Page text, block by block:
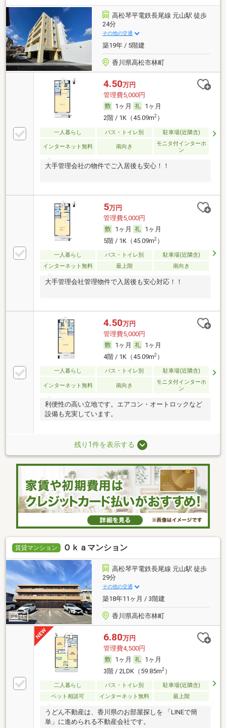
高松琴平電鉄長尾線 元山駅 徒歩
24分
その他の交通
築19年 / 5階建
香川県高松市林町
4.50万円
管理費5,000円
1ヶ月
1ヶ月
2階 / 1K（45.09m2）
一人暮らし バス・トイレ別 駐車場(近隣含)
インターネット無料 南向き
モニタ付インターホ
ン
大手管理会社の物件でご入居後も安心！！
5万円
管理費5,000円
1ヶ月
1ヶ月
5階 / 1K（45.09m2）
一人暮らし バス・トイレ別
駐車場(近隣含)
インターネット無料
最上階 南向き
大手管理会社管理物件で入居後も安心対応！！
4.50万円
管理費5,000円
1ヶ月
1ヶ月
4階 / 1K（45.09m2）
一人暮らし バス・トイレ別 駐車場(近隣含)
インターネット無料 南向き
モニタ付インターホ
ン
利便性の高い立地です。エアコン・オートロックなど
設備も充実しています。
残り1件を表示する
賃貸マンション Ｏｋａマンション
高松琴平電鉄長尾線 元山駅 徒歩
29分
その他の交通
築18年11ヶ月 / 3階建
香川県高松市林町
6.80万円
管理費4,500円
1ヶ月
1ヶ月
3階 / 2LDK（59.85m2）
二人暮らし バス・トイレ別
駐車場(近隣含)
ペット相談可
インターネット無料 最上階
うどん不動産は、香川県のお部屋探しを 「LINEで簡
単」に進められる不動産会社です。